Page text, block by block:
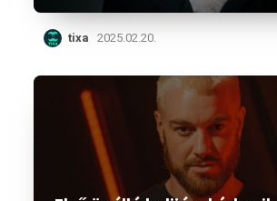
tixa 2025.02.20.